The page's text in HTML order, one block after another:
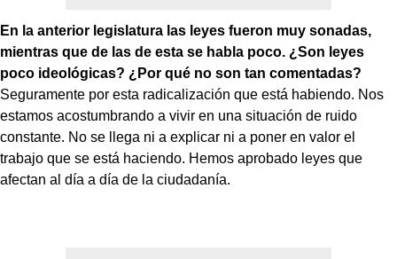
En la anterior legislatura las leyes fueron muy sonadas,
mientras que de las de esta se habla poco. ¿Son leyes
poco ideológicas? ¿Por qué no son tan comentadas?
Seguramente por esta radicalización que está habiendo. Nos
estamos acostumbrando a vivir en una situación de ruido
constante. No se llega ni a explicar ni a poner en valor el
trabajo que se está haciendo. Hemos aprobado leyes que
afectan al día a día de la ciudadanía.